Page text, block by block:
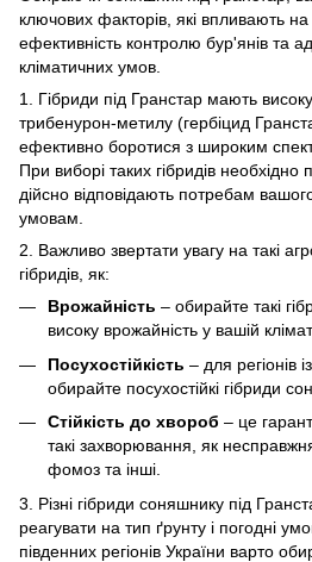
ключових факторів, які впливають на
ефективність контролю бур'янів та
кліматичних умов.
1. Гібриди під Гранстар мають високу
трибенурон-метилу (гербіцид
ефективно боротися з широким
При виборі таких гібридів
дійсно відповідають потребам
умовам.
2. Важливо звертати увагу на такі
гібридів, як:
Врожайність – обирайте такі
високу врожайність у вашій
Посухостійкість – для регіонів
обирайте посухостійкі гібриди
Стійкість до хвороб – це
такі захворювання, як
фомоз та інші.
3. Різні гібриди соняшнику під
реагувати на тип ґрунту і погодні
південних регіонів України варто